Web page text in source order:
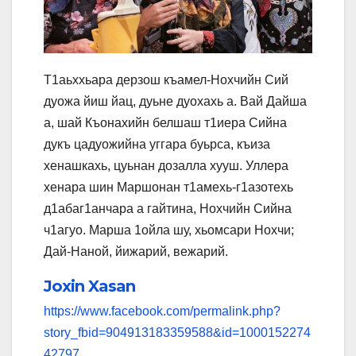
Т1аьххьара дерзош къамел-Нохчийн Сий
дуожа йиш йац, дуьне дуохахь а. Вай Дайша
а, шай Къонахийн белшаш т1иера Сийна
дукъ цадуожийна уггара буьрса, къиза
хенашкахь, цуьнан дозалла хууш. Уллера
хенара шин Маршонан т1амехь-г1азотехь
д1абаг1анчара а гайтина, Нохчийн Сийна
ч1агуо. Марша 1ойла шу, хьомсари Нохчи;
Дай-Наной, йижарий, вежарий.
Joxin Xasan
https://www.facebook.com/permalink.php?
story_fbid=904913183359588&id=1000152274